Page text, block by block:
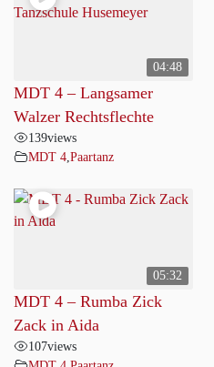
04:48
MDT 4 – Langsamer
Walzer Rechtsflechte
139views
MDT 4 Paartanz
05:32
MDT 4 – Rumba Zick
Zack in Aida
107views